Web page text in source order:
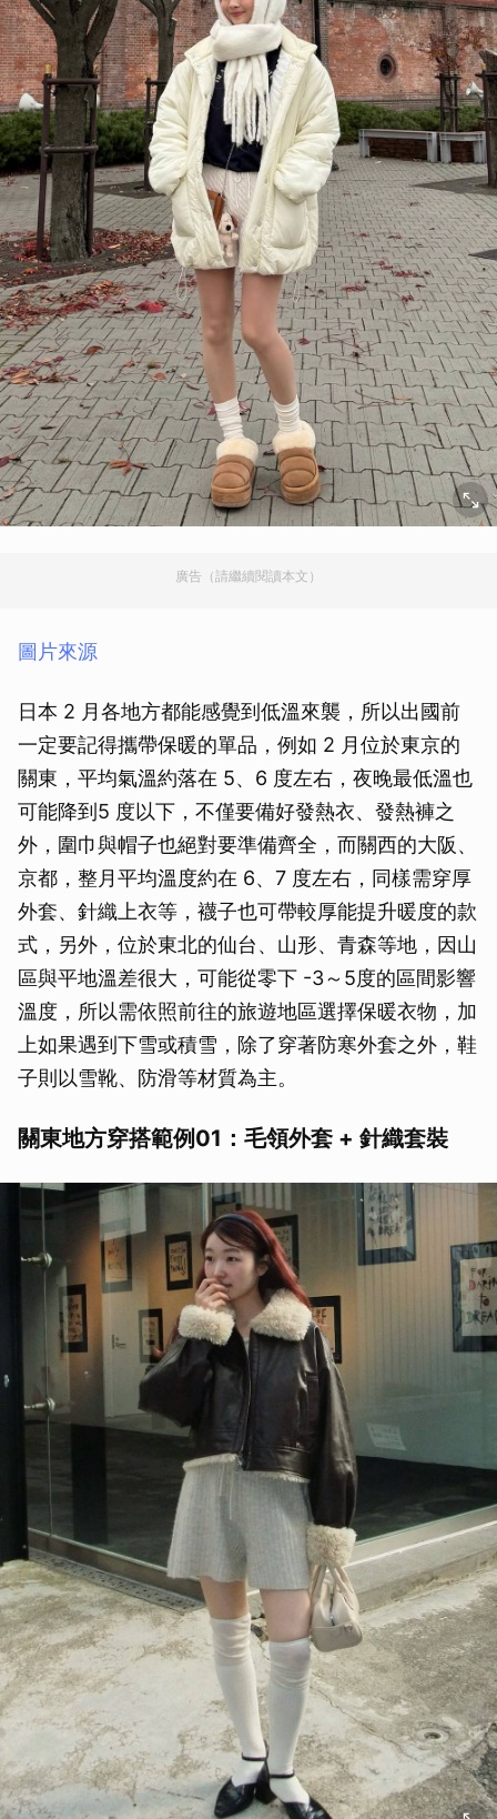
廣告（請繼續閱讀本文）
圖片來源
日本 2 月各地方都能感覺到低溫來襲，所以出國前
一定要記得攜帶保暖的單品，例如 2 月位於東京的
關東，平均氣溫約落在 5、6 度左右，夜晚最低溫也
可能降到5 度以下，不僅要備好發熱衣、發熱褲之
外，圍巾與帽子也絕對要準備齊全，而關西的大阪、
京都，整月平均溫度約在 6、7 度左右，同樣需穿厚
外套、針織上衣等，襪子也可帶較厚能提升暖度的款
式，另外，位於東北的仙台、山形、青森等地，因山
區與平地溫差很大，可能從零下 -3～5度的區間影響
溫度，所以需依照前往的旅遊地區選擇保暖衣物，加
上如果遇到下雪或積雪，除了穿著防寒外套之外，鞋
子則以雪靴、防滑等材質為主。
關東地方穿搭範例01：毛領外套 + 針織套裝